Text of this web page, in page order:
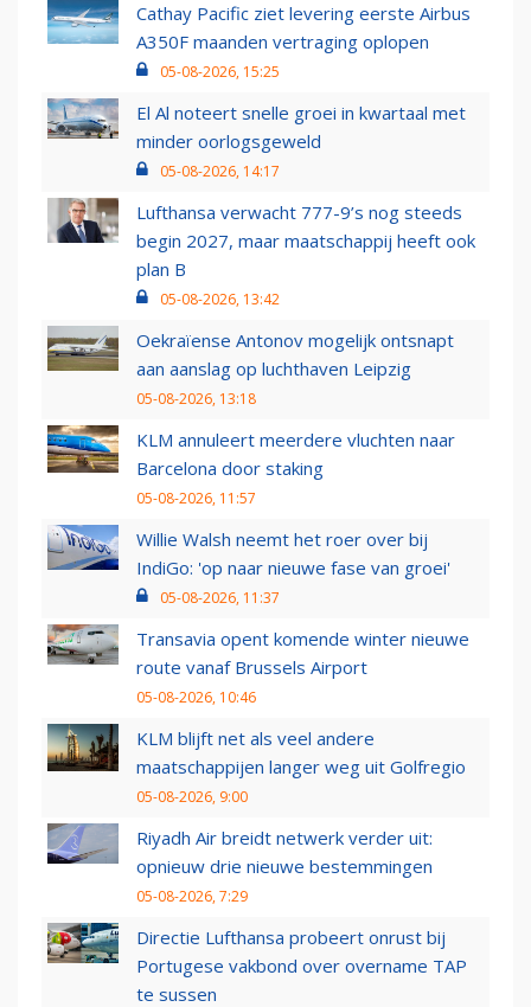
Cathay Pacific ziet levering eerste Airbus
A350F maanden vertraging oplopen
05-08-2026, 15:25
El Al noteert snelle groei in kwartaal met
minder oorlogsgeweld
05-08-2026, 14:17
Lufthansa verwacht 777-9’s nog steeds
begin 2027, maar maatschappij heeft ook
plan B
05-08-2026, 13:42
Oekraïense Antonov mogelijk ontsnapt
aan aanslag op luchthaven Leipzig
05-08-2026, 13:18
KLM annuleert meerdere vluchten naar
Barcelona door staking
05-08-2026, 11:57
Willie Walsh neemt het roer over bij
IndiGo: 'op naar nieuwe fase van groei'
05-08-2026, 11:37
Transavia opent komende winter nieuwe
route vanaf Brussels Airport
05-08-2026, 10:46
KLM blijft net als veel andere
maatschappijen langer weg uit Golfregio
05-08-2026, 9:00
Riyadh Air breidt netwerk verder uit:
opnieuw drie nieuwe bestemmingen
05-08-2026, 7:29
Directie Lufthansa probeert onrust bij
Portugese vakbond over overname TAP
te sussen